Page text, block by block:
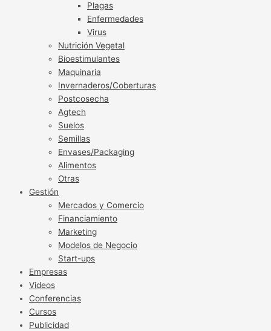
Plagas
Enfermedades
Virus
Nutrición Vegetal
Bioestimulantes
Maquinaria
Invernaderos/Coberturas
Postcosecha
Agtech
Suelos
Semillas
Envases/Packaging
Alimentos
Otras
Gestión
Mercados y Comercio
Financiamiento
Marketing
Modelos de Negocio
Start-ups
Empresas
Videos
Conferencias
Cursos
Publicidad